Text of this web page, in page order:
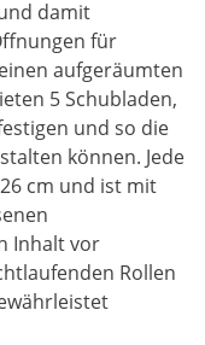
damit
für
aufgeräumten
5 Schubladen,
und so die
können. Jede
cm und ist mit
Inhalt vor
Rollen